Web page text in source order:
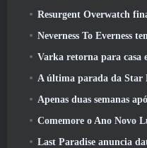
Resurgent Overwatch
Neverness To Everness tem muito a
Varka retorna para casa em Mondstadt, E traz
A última parada da Star
Apenas duas semanas após o lançamento
Comemore o Ano Novo Lunar
Last Paradise anuncia